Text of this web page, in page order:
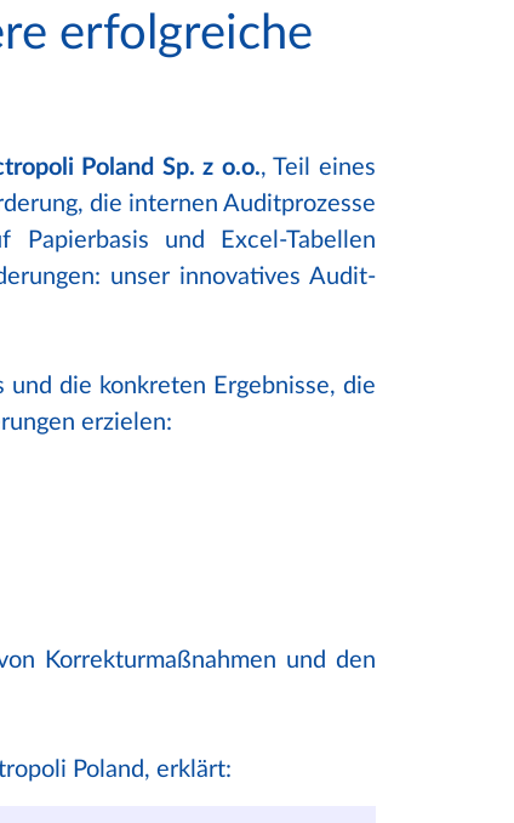
erfolgreiche
Poland Sp. z o.o., Teil eines
die internen Auditprozesse
und Excel-Tabellen
unser innovatives Audit-
die konkreten Ergebnisse, die
erzielen:
Korrekturmaßnahmen und den
Poland, erklärt: